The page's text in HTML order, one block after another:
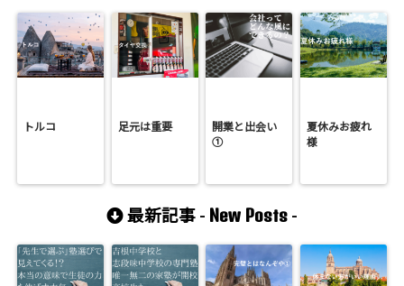
トルコ 足元は重要
開業と出会い
①
夏休みお疲れ
様
最新記事 - New Posts -